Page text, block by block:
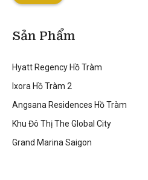
Sản Phẩm
Hyatt Regency Hồ Tràm
Ixora Hồ Tràm 2
Angsana Residences Hồ Tràm
Khu Đô Thị The Global City
Grand Marina Saigon